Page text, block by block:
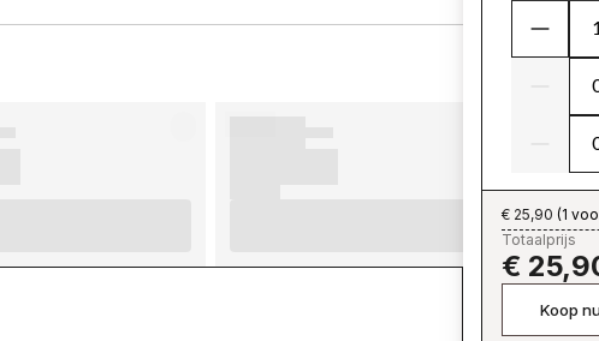
€ 25,90 (1
Totaalprijs
€
Koop